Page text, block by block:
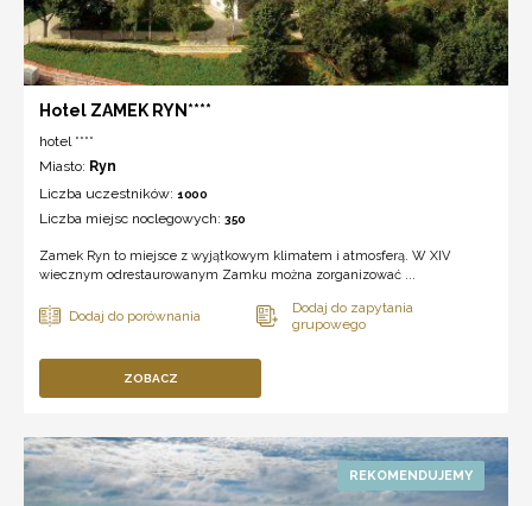
Hotel ZAMEK RYN****
hotel ****
Miasto: Ryn
Liczba uczestników: 1000
Liczba miejsc noclegowych: 350
Zamek Ryn to miejsce z wyjątkowym klimatem i atmosferą. W XIV
wiecznym odrestaurowanym Zamku można zorganizować ...
ZOBACZ